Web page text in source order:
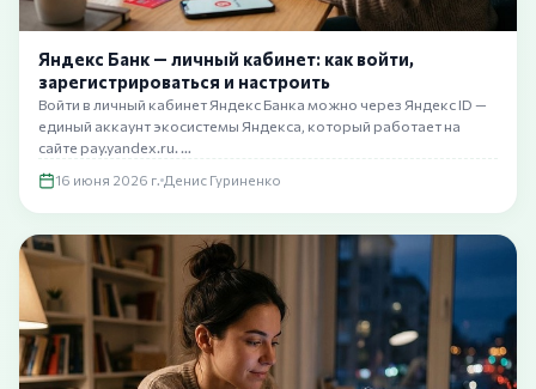
Яндекс Банк — личный кабинет: как войти,
зарегистрироваться и настроить
Войти в личный кабинет Яндекс Банка можно через Яндекс ID —
единый аккаунт экосистемы Яндекса, который работает на
сайте pay.yandex.ru. …
16 июня 2026 г. Денис Гуриненко